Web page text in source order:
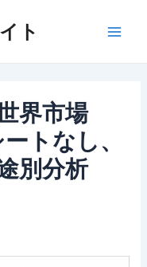
ト
界市場
トなし、
別分析